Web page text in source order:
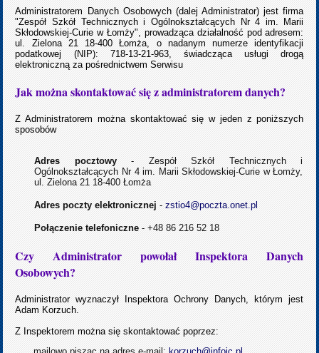
Administratorem Danych Osobowych (dalej Administrator) jest firma
"Zespół Szkół Technicznych i Ogólnokształcących Nr 4 im. Marii
Skłodowskiej-Curie w Łomży", prowadząca działalność pod adresem:
ul. Zielona 21 18-400 Łomża, o nadanym numerze identyfikacji
podatkowej (NIP): 718-13-21-963, świadcząca usługi drogą
elektroniczną za pośrednictwem Serwisu
Jak można skontaktować się z administratorem danych?
Z Administratorem można skontaktować się w jeden z poniższych
sposobów
Adres pocztowy- Zespół Szkół Technicznych i
Ogólnokształcących Nr 4 im. Marii Skłodowskiej-Curie w Łomży,
ul. Zielona 21 18-400 Łomża
Adres poczty elektronicznej -zstio4@poczta.onet.pl
Połączenie telefoniczne - +48 86 216 52 18
Czy Administrator powołał Inspektora Danych
Osobowych?
Administrator wyznaczył Inspektora Ochrony Danych, którym jest
Adam Korzuch.
Z Inspektorem można się skontaktować poprzez: